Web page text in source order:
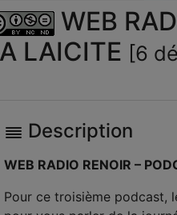
WEB
LAICITE [6
Description
WEB RADIO RENOIR –
Pour ce troisième podcast,